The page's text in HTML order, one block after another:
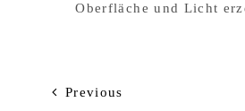
Oberfläche und Licht
Previous